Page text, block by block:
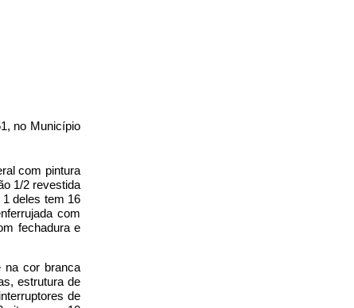
no Município
com pintura
1/2 revestida
deles tem 16
com
fechadura e
na cor branca
estrutura de
de